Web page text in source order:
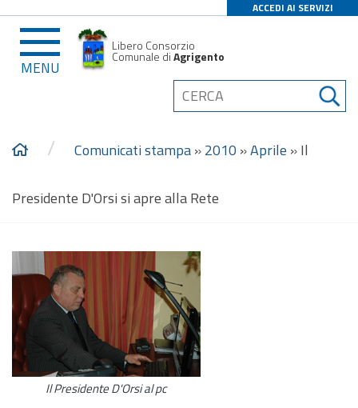
ACCEDI AI SERVIZI
MENU
Libero Consorzio
Comunale diAgrigento
/ Comunicati stampa»2010 »Aprile »Il
Presidente D'Orsi si apre alla Rete
Il Presidente D'Orsi al pc